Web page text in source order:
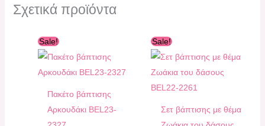
Σχετικά προϊόντα
Sale!
Πακέτο βάπτισης
Αρκουδάκι ΒEL23-
was:
τιμή
260,00 €.
Sale!
Σετ βάπτισης με θέμα
was:
τιμή
250,00 €.